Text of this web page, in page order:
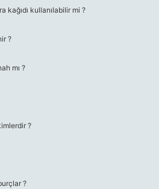
kağıdı kullanılabilir mi ?
?
mı ?
?
?